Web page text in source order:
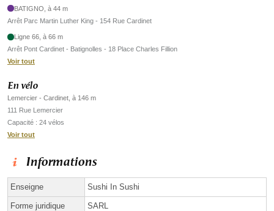
BATIGNO, à 44 m
Arrêt Parc Martin Luther King - 154 Rue Cardinet
Ligne 66, à 66 m
Arrêt Pont Cardinet - Batignolles - 18 Place Charles Fillion
Voir tout
En vélo
Lemercier - Cardinet, à 146 m
111 Rue Lemercier
Capacité : 24 vélos
Voir tout
Informations
Enseigne Sushi In Sushi
Forme juridique SARL